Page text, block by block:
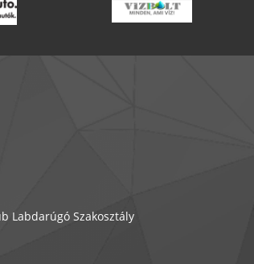
Labdarúgó Szakosztály